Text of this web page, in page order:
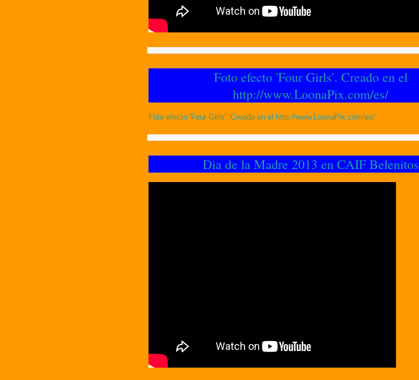
Foto efecto 'Four Girls'. Creado en el
http://www.LoonaPix.com/es/
Foto efecto 'Four Girls'. Creado en el http://www.LoonaPix.com/es/
Dia de la Madre 2013 en CAIF Belenitos